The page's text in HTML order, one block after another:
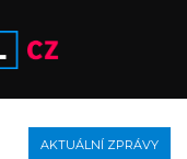
AKTUÁLNÍ ZPRÁVY